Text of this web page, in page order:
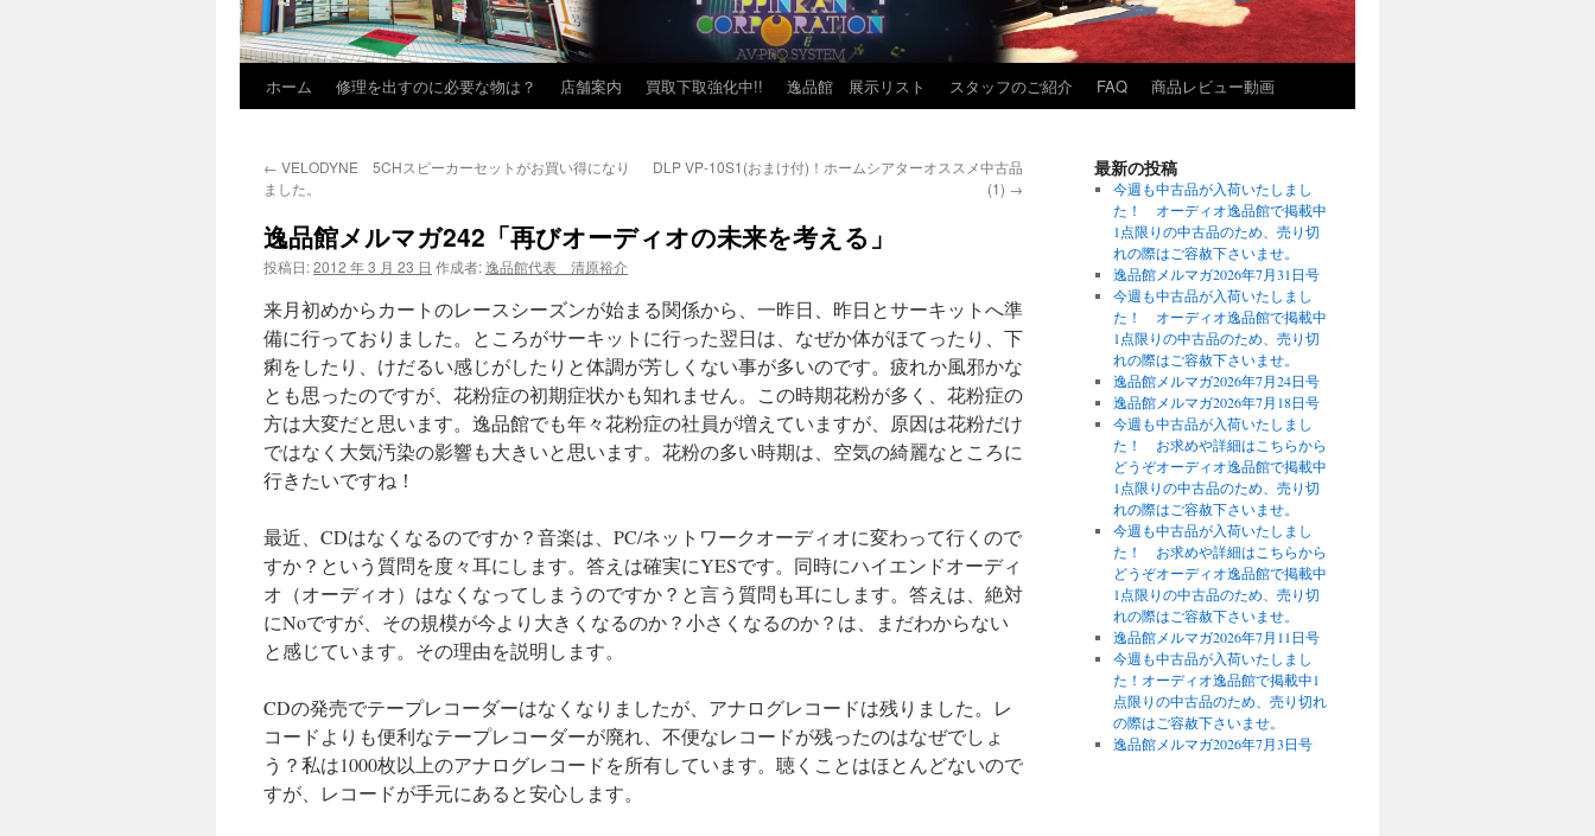
ホーム 修理を出すのに必要な物は？ 店舗案内 買取下取強化中!! 逸品館 展示リスト スタッフのご紹介 FAQ 商品レビュー動画
← VELODYNE 5CHスピーカーセットがお買い得になり
ました。
DLP VP-10S1(おまけ付)！ホームシアターオススメ中古品
(1) →
逸品館メルマガ242「再びオーディオの未来を考える」
投稿日:2012 年 3 月 23 日 作成者:逸品館代表 清原裕介
来月初めからカートのレースシーズンが始まる関係から、一昨日、昨日とサーキットへ準
備に行っておりました。ところがサーキットに行った翌日は、なぜか体がほてったり、下
痢をしたり、けだるい感じがしたりと体調が芳しくない事が多いのです。疲れか風邪かな
とも思ったのですが、花粉症の初期症状かも知れません。この時期花粉が多く、花粉症の
方は大変だと思います。逸品館でも年々花粉症の社員が増えていますが、原因は花粉だけ
ではなく大気汚染の影響も大きいと思います。花粉の多い時期は、空気の綺麗なところに
行きたいですね！
最近、CDはなくなるのですか？音楽は、PC/ネットワークオーディオに変わって行くので
すか？という質問を度々耳にします。答えは確実にYESです。同時にハイエンドオーディ
オ（オーディオ）はなくなってしまうのですか？と言う質問も耳にします。答えは、絶対
にNoですが、その規模が今より大きくなるのか？小さくなるのか？は、まだわからない
と感じています。その理由を説明します。
CDの発売でテープレコーダーはなくなりましたが、アナログレコードは残りました。レ
コードよりも便利なテープレコーダーが廃れ、不便なレコードが残ったのはなぜでしょ
う？私は1000枚以上のアナログレコードを所有しています。聴くことはほとんどないので
すが、レコードが手元にあると安心します。
最新の投稿
今週も中古品が入荷いたしまし
た！ オーディオ逸品館で掲載中
1点限りの中古品のため、売り切
れの際はご容赦下さいませ。
逸品館メルマガ2026年7月31日号
今週も中古品が入荷いたしまし
た！ オーディオ逸品館で掲載中
1点限りの中古品のため、売り切
れの際はご容赦下さいませ。
逸品館メルマガ2026年7月24日号
逸品館メルマガ2026年7月18日号
今週も中古品が入荷いたしまし
た！ お求めや詳細はこちらから
どうぞオーディオ逸品館で掲載中
1点限りの中古品のため、売り切
れの際はご容赦下さいませ。
今週も中古品が入荷いたしまし
た！ お求めや詳細はこちらから
どうぞオーディオ逸品館で掲載中
1点限りの中古品のため、売り切
れの際はご容赦下さいませ。
逸品館メルマガ2026年7月11日号
今週も中古品が入荷いたしまし
た！オーディオ逸品館で掲載中1
点限りの中古品のため、売り切れ
の際はご容赦下さいませ。
逸品館メルマガ2026年7月3日号